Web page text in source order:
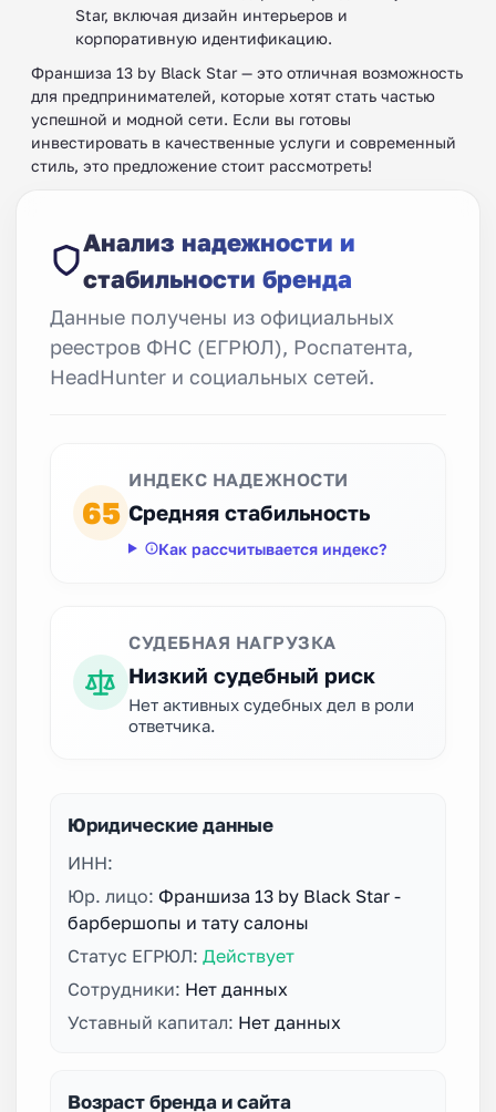
Star, включая дизайн интерьеров и
корпоративную идентификацию.
Франшиза 13 by Black Star — это отличная возможность
для предпринимателей, которые хотят стать частью
успешной и модной сети. Если вы готовы
инвестировать в качественные услуги и современный
стиль, это предложение стоит рассмотреть!
Анализ надежности и
стабильности бренда
Данные получены из официальных
реестров ФНС (ЕГРЮЛ), Роспатента,
HeadHunter и социальных сетей.
65
ИНДЕКС НАДЕЖНОСТИ
Средняя стабильность
Как рассчитывается индекс?
СУДЕБНАЯ НАГРУЗКА
Низкий судебный риск
Нет активных судебных дел в роли
ответчика.
Юридические данные
ИНН:
Юр. лицо: Франшиза 13 by Black Star -
барбершопы и тату салоны
Статус ЕГРЮЛ: Действует
Сотрудники: Нет данных
Уставный капитал: Нет данных
Возраст бренда и сайта